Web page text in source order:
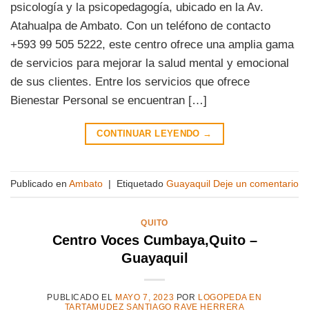
psicología y la psicopedagogía, ubicado en la Av.
Atahualpa de Ambato. Con un teléfono de contacto
+593 99 505 5222, este centro ofrece una amplia gama
de servicios para mejorar la salud mental y emocional
de sus clientes. Entre los servicios que ofrece
Bienestar Personal se encuentran […]
CONTINUAR LEYENDO →
Publicado en Ambato Etiquetado Guayaquil Deje un comentario
QUITO
Centro Voces Cumbaya,Quito –
Guayaquil
PUBLICADO EL MAYO 7, 2023 POR LOGOPEDA EN
TARTAMUDEZ SANTIAGO RAVE HERRERA